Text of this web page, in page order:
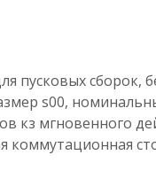
пусковых сборок,
s00,
кз мгновенного
коммутационная